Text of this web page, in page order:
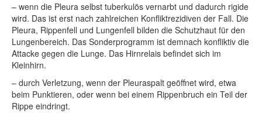
– wenn die Pleura selbst tuberkulös vernarbt und dadurch rigide
wird. Das ist erst nach zahlreichen Konfliktrezidiven der Fall. Die
Pleura, Rippenfell und Lungenfell bilden die Schutzhaut für den
Lungenbereich. Das Sonderprogramm ist demnach konfliktiv die
Attacke gegen die Lunge. Das Hirnrelais befindet sich im
Kleinhirn.
– durch Verletzung, wenn der Pleuraspalt geöffnet wird, etwa
beim Punktieren, oder wenn bei einem Rippenbruch ein Teil der
Rippe eindringt.